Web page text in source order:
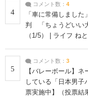
4
コメント数： 4
「車に常備しまし
判 「ちょうどいい
（1/5） | ライフ ね
5
コメント数： 3
【バレーボール】
している「日本男子
票実施中】（投票結